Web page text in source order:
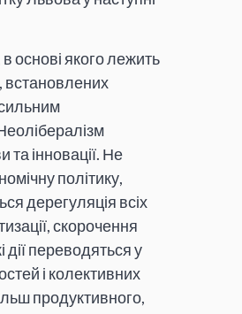
основі якого лежить
встановлених
сильним
та інновації. Не
політику,
дерегуляція всіх
скорочення
дії переводяться у
і колективних
продуктивного,